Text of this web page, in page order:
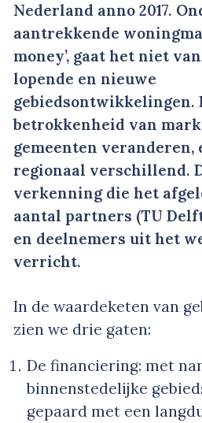
Nederland anno 2017.
aantrekkende
money’, gaat het niet
lopende en nieuwe
gebiedsontwikkelingen.
betrokkenheid van
gemeenten veranderen,
regionaal verschillend.
verkenning die het
aantal partners (TU
en deelnemers uit het
verricht.
In de waardeketen van
zien we drie gaten:
De financiering: met
binnenstedelijke
gepaard met een